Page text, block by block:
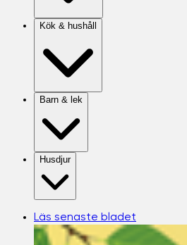
Kök & hushåll
Barn & lek
Husdjur
Läs senaste bladet